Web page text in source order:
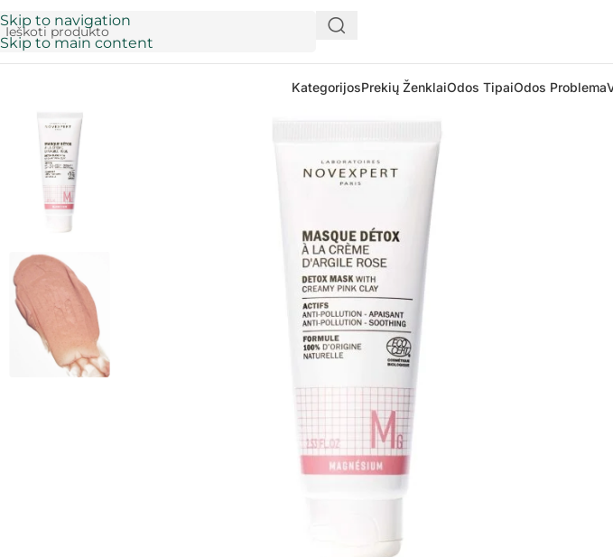
Skip to navigation
Skip to main content
KategorijosPrekių ŽenklaiOdos TipaiOdos Problema